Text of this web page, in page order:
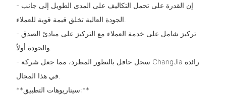
- إن القدرة على تحمل التكاليف على المدى الطويل إلى جانب
- تركيز شامل على خدمة العملاء مع التركيز على مبادئ الصدق
- سجل حافل بالتطور المطرد، مما جعل شركة ChangJia رائدة
**سيناريوهات التطبيق:**